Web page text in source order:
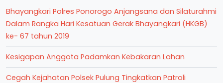
Bhayangkari Polres Ponorogo Anjangsana dan Silaturahmi
Dalam Rangka Hari Kesatuan Gerak Bhayangkari (HKGB)
ke- 67 tahun 2019
Kesigapan Anggota Padamkan Kebakaran Lahan
Cegah Kejahatan Polsek Pulung Tingkatkan Patroli